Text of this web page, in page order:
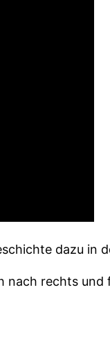
dazu in
nach rechts